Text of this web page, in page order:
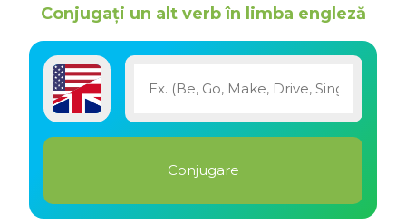
Conjugați un alt verb în limba engleză